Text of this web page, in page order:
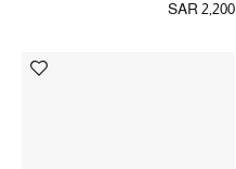
SAR 2,200